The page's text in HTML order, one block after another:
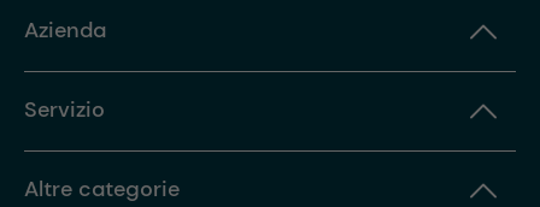
Azienda
Servizio
Altre categorie